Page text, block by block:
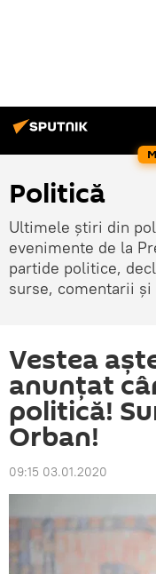
Politică
Ultimele știri din
evenimente de la
partide politice,
surse, comentarii și
Vestea
anunțat
politică!
Orban!
09:15 03.01.2020